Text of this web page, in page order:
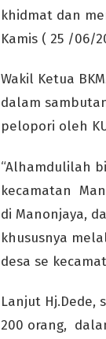
khidmat dan
Kamis ( 25 /06/
Wakil Ketua
dalam
pelopori oleh
“Alhamdulilah
kecamatan
di Manonjaya,
khususnya
desa se
Lanjut Hj.Dede,
200 orang,